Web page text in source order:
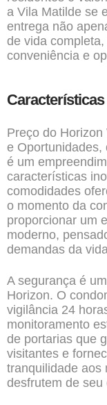
a Vila Matilde se
entrega não
de vida
conveniência e
Preço do
e Oportunidades,
é um
características
comodidades
o momento da
proporcionar um
moderno,
demandas da
A segurança é
Horizon. O
vigilância 24
monitoramento
de portarias que
visitantes e
tranquilidade aos
desfrutem de